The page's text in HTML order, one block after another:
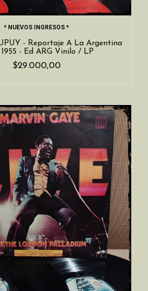
* NUEVOS INGRESOS *
- Reportaje A La Argentina
1955 - Ed ARG Vinilo / LP
$29.000,00